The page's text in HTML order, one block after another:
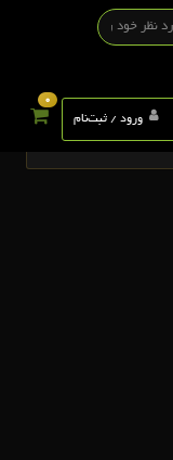
ورود / ثبت‌نام
0